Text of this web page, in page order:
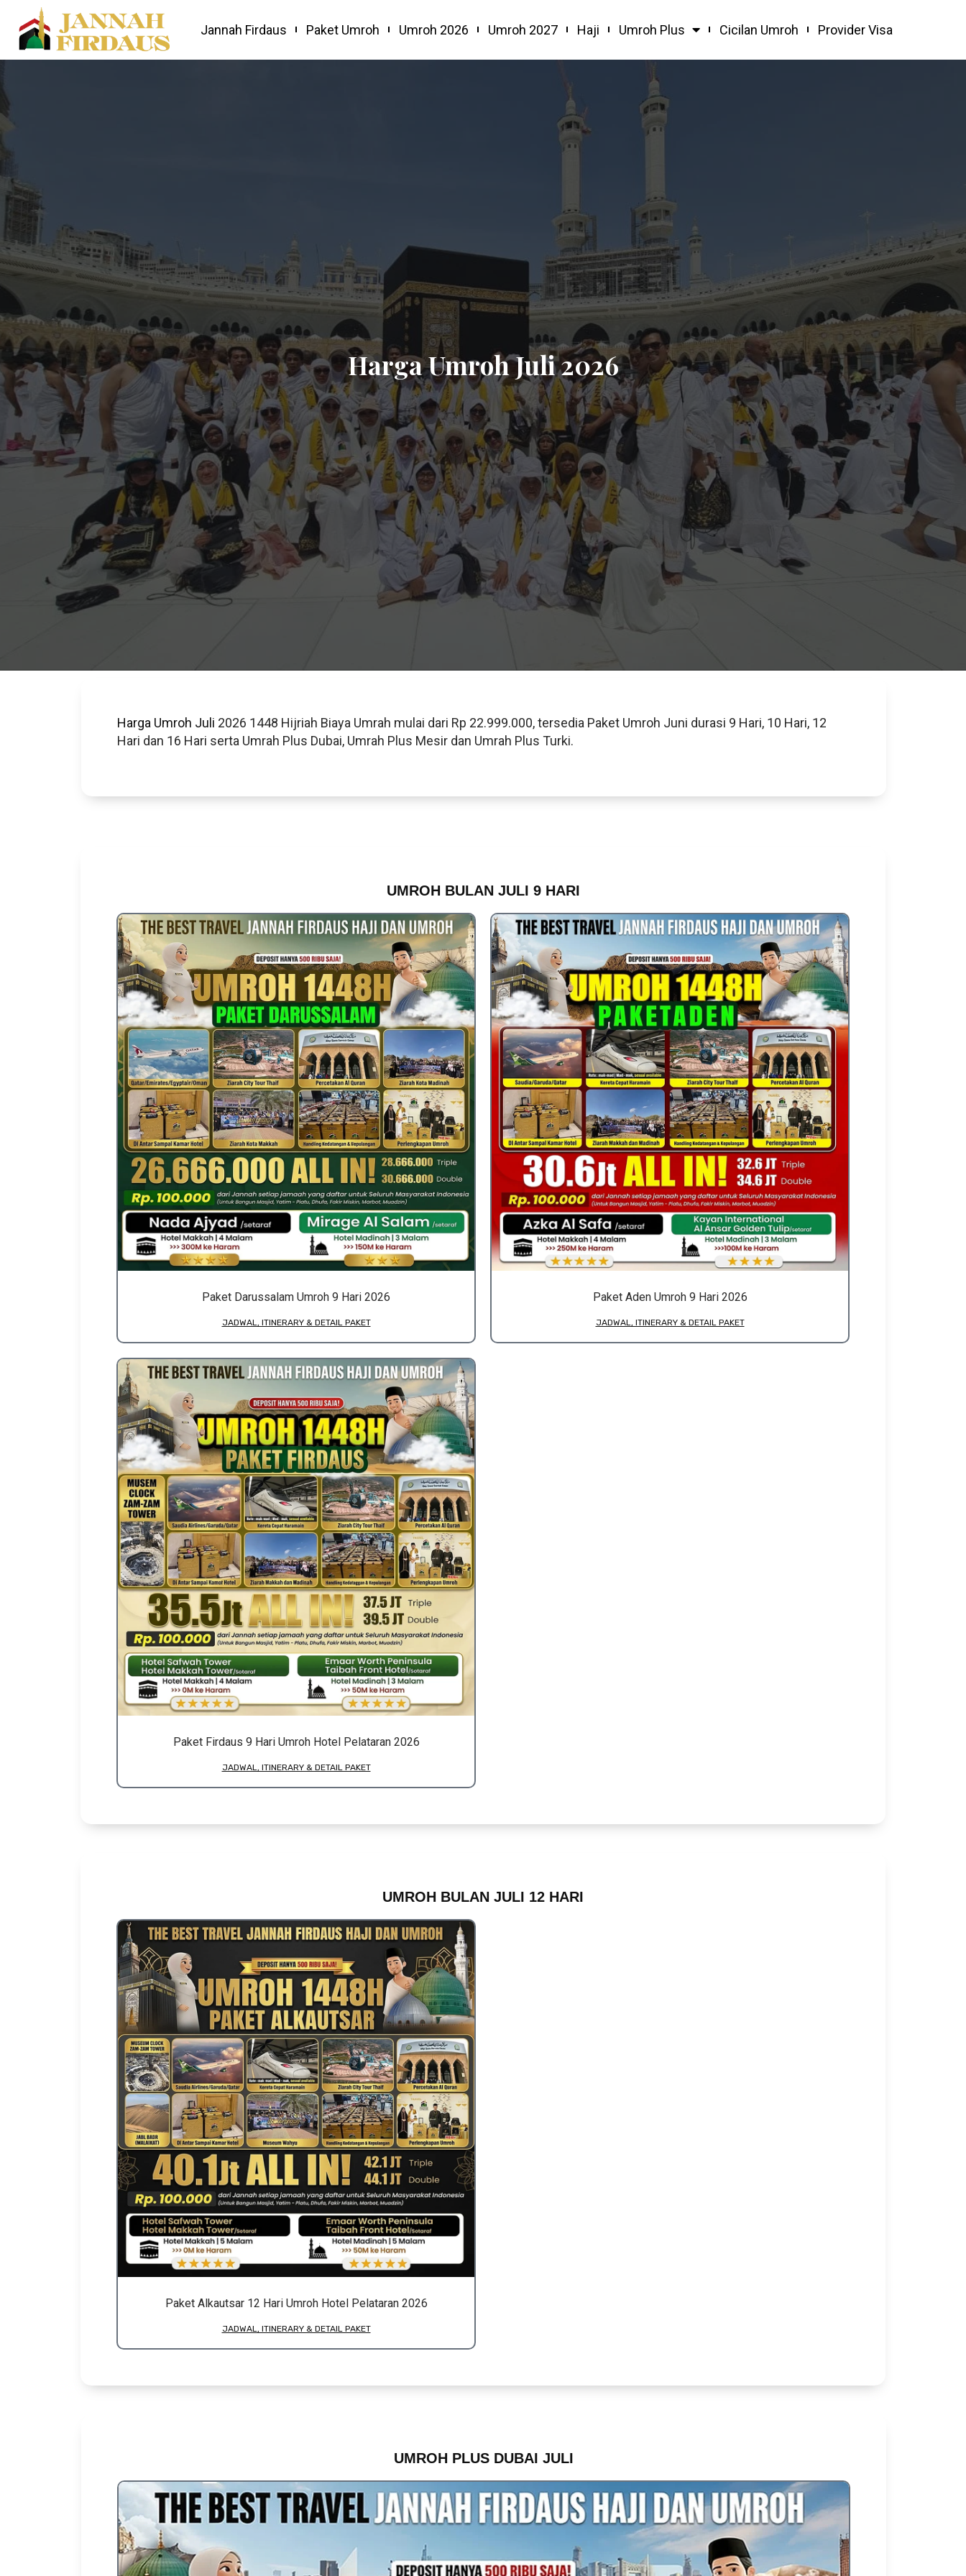
Jannah Firdaus Paket Umroh Umroh 2026 Umroh 2027 Haji Umroh Plus Cicilan Umroh Provider Visa
Harga Umroh Juli 2026
Harga Umroh Juli 2026 1448 Hijriah Biaya Umrah mulai dari Rp 22.999.000, tersedia Paket Umroh Juni durasi 9 Hari, 10 Hari, 12
Hari dan 16 Hari serta Umrah Plus Dubai, Umrah Plus Mesir dan Umrah Plus Turki.
UMROH BULAN JULI 9 HARI
Paket Darussalam Umroh 9 Hari 2026
JADWAL, ITINERARY & DETAIL PAKET
Paket Aden Umroh 9 Hari 2026
JADWAL, ITINERARY & DETAIL PAKET
Paket Firdaus 9 Hari Umroh Hotel Pelataran 2026
JADWAL, ITINERARY & DETAIL PAKET
UMROH BULAN JULI 12 HARI
Paket Alkautsar 12 Hari Umroh Hotel Pelataran 2026
JADWAL, ITINERARY & DETAIL PAKET
UMROH PLUS DUBAI JULI